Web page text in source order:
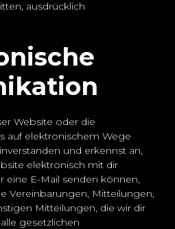
ausdrücklich
Website oder die
auf elektronischem Wege
und erkennst an,
elektronisch mit dir
eine E-Mail senden können,
Vereinbarungen, Mitteilungen,
Mitteilungen, die wir dir
gesetzlichen